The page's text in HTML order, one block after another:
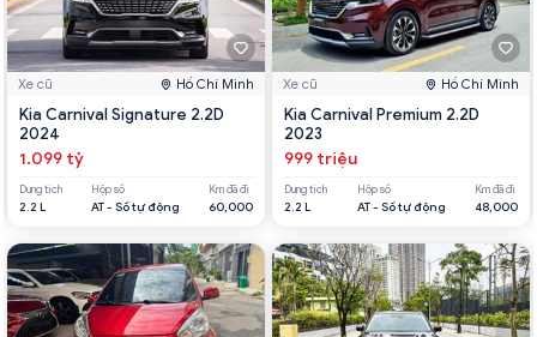
Xe cũ Hồ Chí Minh
Kia Carnival Signature 2.2D
2024
1.099 tỷ
Dung tích
2.2 L
Hộp số
AT - Số tự động
Km đã đi
60,000
Xe cũ Hồ Chí Minh
Kia Carnival Premium 2.2D
2023
999 triệu
Dung tích
2.2 L
Hộp số
AT - Số tự động
Km đã đi
48,000